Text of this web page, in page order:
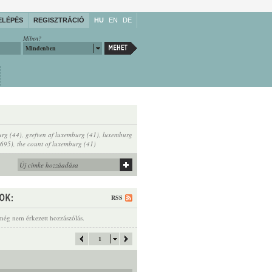
REGISZTRÁCIÓ HU EN DE
Miben?
Mindenben
(44), grefven af luxemburg (41), luxemburg
, the count of luxemburg (41)
RSS
nem érkezett hozzászólás.
1